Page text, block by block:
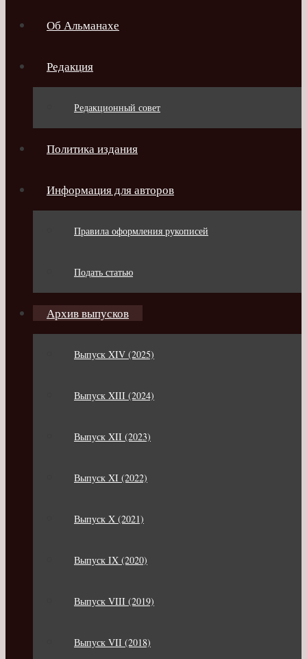
Об Альманахе
Редакция
Редакционный совет
Политика издания
Информация для авторов
Правила оформления рукописей
Подать статью
Архив выпусков
Выпуск XIV (2025)
Выпуск XIII (2024)
Выпуск XII (2023)
Выпуск XI (2022)
Выпуск X (2021)
Выпуск IX (2020)
Выпуск VIII (2019)
Выпуск VII (2018)